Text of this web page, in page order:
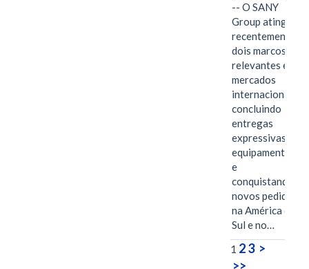
-- O SANY
Group atingiu
recentemente
dois marcos
relevantes em
mercados
internacionais,
concluindo
entregas
expressivas de
equipamentos
e
conquistando
novos pedidos
na América do
Sul e no…
1 23 >
>>